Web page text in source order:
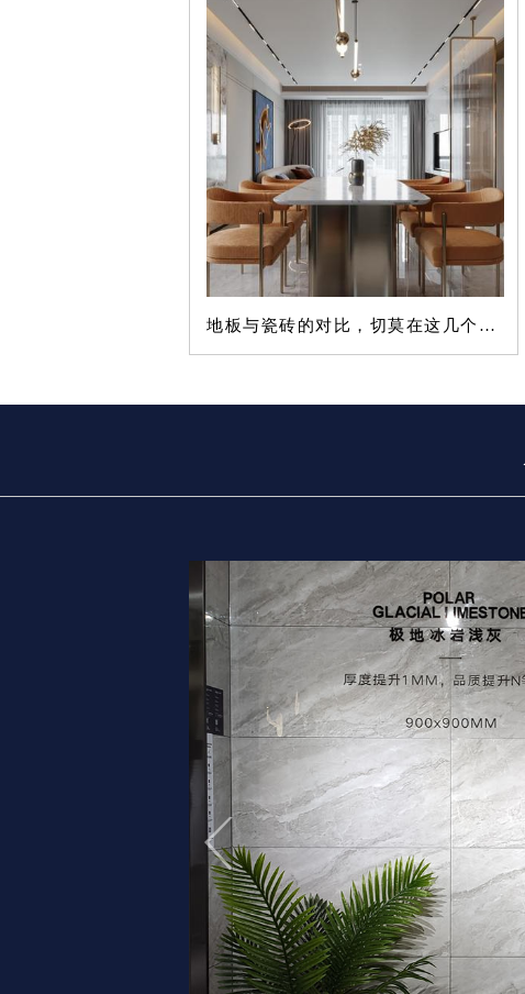
地板与瓷砖的对比，切莫在这几个点出错